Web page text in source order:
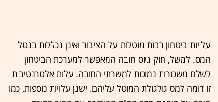
עלויות ביטחון רבות מוטלות על הציבור ואינן נכללות בנטל
המס. למשל, חוק גיוס חובה המאפשר למערכת הביטחון
לשלם משכורות נמוכות למשרתי החובה. עלות אלטרנטיבית
זו דומה למס גולגולת המוטל עליהם. ישנן עלויות נוספות, כמו